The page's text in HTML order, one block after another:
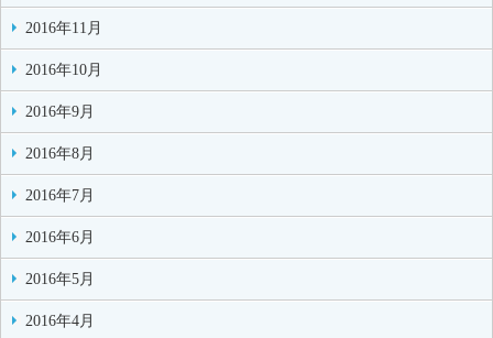
2016年11月
2016年10月
2016年9月
2016年8月
2016年7月
2016年6月
2016年5月
2016年4月